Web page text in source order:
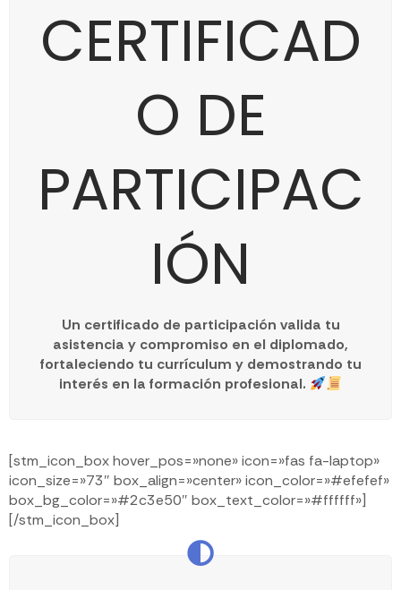
CERTIFICAD
O DE
PARTICIPAC
IÓN
Un certificado de participación valida tu
asistencia y compromiso en el diplomado,
fortaleciendo tu currículum y demostrando tu
interés en la formación profesional.
[stm_icon_box hover_pos=»none» icon=»fas fa-laptop»
icon_size=»73″ box_align=»center» icon_color=»#efefef»
box_bg_color=»#2c3e50″ box_text_color=»#ffffff»]
[/stm_icon_box]